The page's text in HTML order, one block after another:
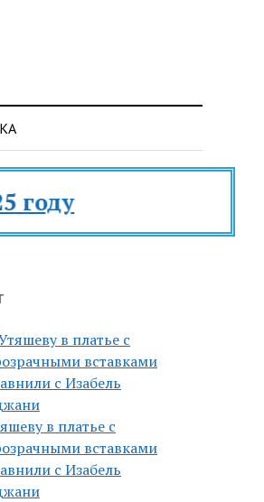
в платье с
вставками
с Изабель